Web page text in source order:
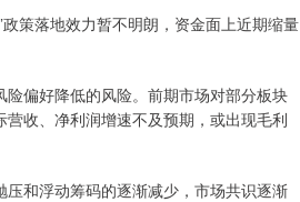
策落地效力暂不明朗，资金面上近期缩量
偏好降低的风险。前期市场对部分板块
收、净利润增速不及预期，或出现毛利
和浮动筹码的逐渐减少，市场共识逐渐